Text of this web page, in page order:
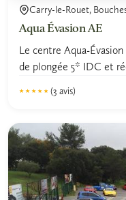
Carry-le-Rouet,
Aqua Évasion AE
Le centre Aqua-
de plongée 5* IDC et
★★★★★
★★★★★ (3 avis)